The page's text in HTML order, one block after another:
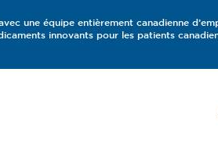
une équipe entièrement canadienne
innovants pour les patients